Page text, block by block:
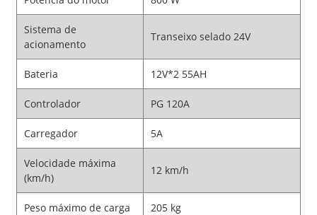
Sistema de
acionamento
Transeixo selado 24V
Bateria 12V*2 55AH
Controlador PG 120A
Carregador 5A
Velocidade máxima
(km/h)
12 km/h
Peso máximo de carga 205 kg